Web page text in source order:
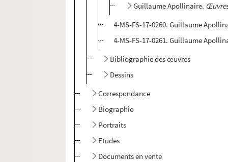
Guillaume Apollinaire.
4-MS-FS-17-0260. Guillaume
4-MS-FS-17-0261. Guillaume
Bibliographie des œuvres
Dessins
Correspondance
Biographie
Portraits
Etudes
Documents en vente